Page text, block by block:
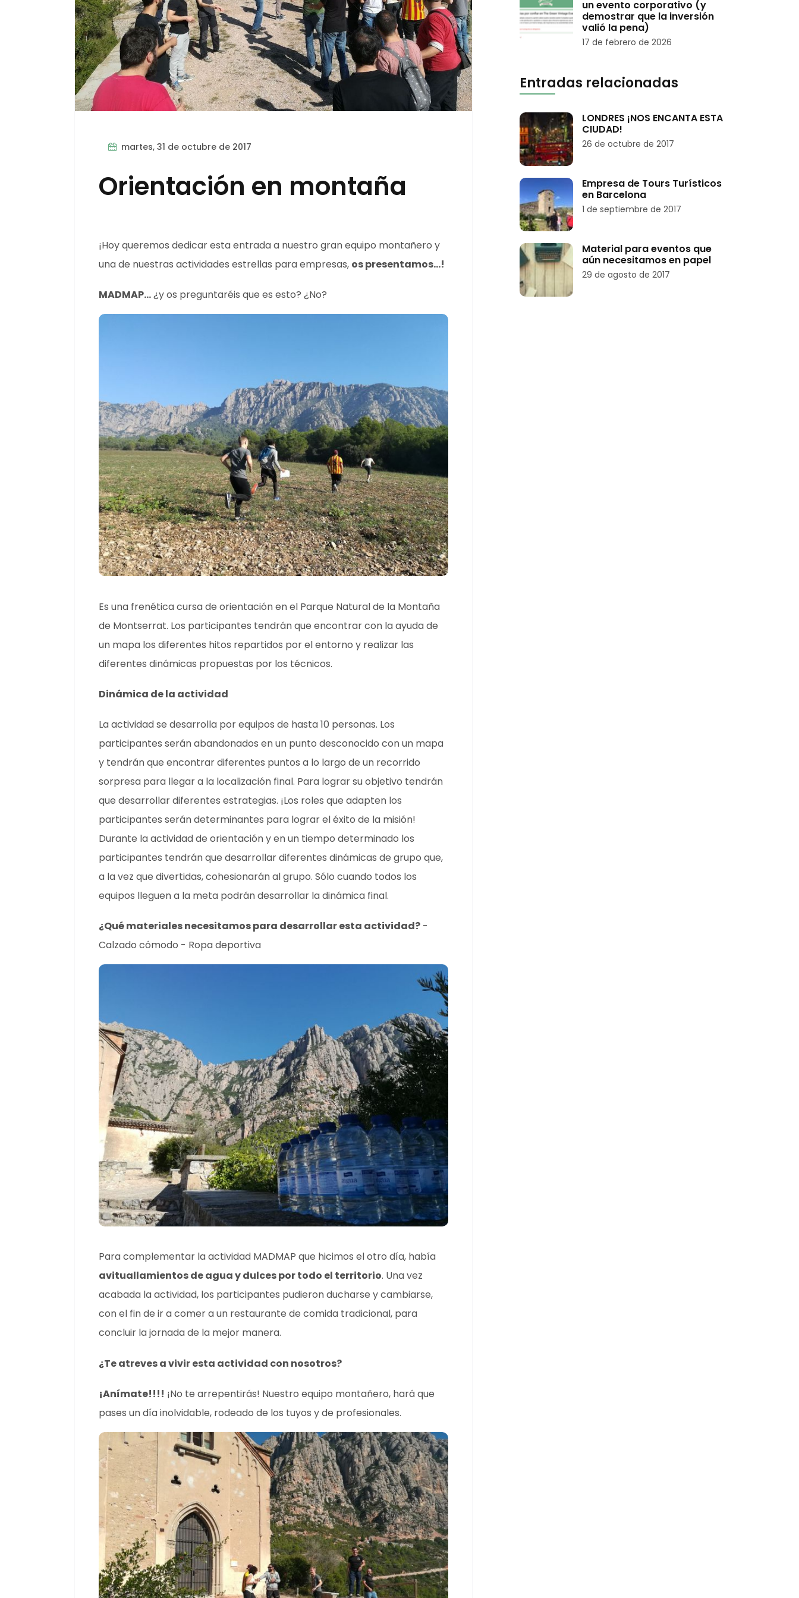
martes, 31 de octubre de 2017
Orientación en montaña
¡Hoy queremos dedicar esta entrada a nuestro gran equipo montañero y
una de nuestras actividades estrellas para empresas, os presentamos…!
MADMAP…¿y os preguntaréis que es esto? ¿No?
Es una frenética cursa de orientación en el Parque Natural de la Montaña
de Montserrat. Los participantes tendrán que encontrar con la ayuda de
un mapa los diferentes hitos repartidos por el entorno y realizar las
diferentes dinámicas propuestas por los técnicos.
Dinámica de la actividad
La actividad se desarrolla por equipos de hasta 10 personas. Los
participantes serán abandonados en un punto desconocido con un mapa
y tendrán que encontrar diferentes puntos a lo largo de un recorrido
sorpresa para llegar a la localización final. Para lograr su objetivo tendrán
que desarrollar diferentes estrategias. ¡Los roles que adapten los
participantes serán determinantes para lograr el éxito de la misión!
Durante la actividad de orientación y en un tiempo determinado los
participantes tendrán que desarrollar diferentes dinámicas de grupo que,
a la vez que divertidas, cohesionarán al grupo. Sólo cuando todos los
equipos lleguen a la meta podrán desarrollar la dinámica final.
¿Qué materiales necesitamos para desarrollar esta actividad? -
Calzado cómodo - Ropa deportiva
Para complementar la actividad MADMAP que hicimos el otro día, había
avituallamientos de agua y dulces por todo el territorio. Una vez
acabada la actividad, los participantes pudieron ducharse y cambiarse,
con el fin de ir a comer a un restaurante de comida tradicional, para
concluir la jornada de la mejor manera.
¿Te atreves a vivir esta actividad con nosotros?
¡Anímate!!!! ¡No te arrepentirás! Nuestro equipo montañero, hará que
pases un día inolvidable, rodeado de los tuyos y de profesionales.
un evento corporativo (y
demostrar que la inversión
valió la pena)
17 de febrero de 2026
Entradas relacionadas
LONDRES ¡NOS ENCANTA ESTA
CIUDAD!
26 de octubre de 2017
Empresa de Tours Turísticos
en Barcelona
1 de septiembre de 2017
Material para eventos que
aún necesitamos en papel
29 de agosto de 2017